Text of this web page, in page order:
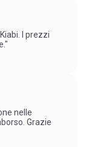
I prezzi
nelle
Grazie